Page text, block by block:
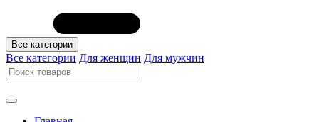
Все категории
Все категории Для женщин Для мужчин